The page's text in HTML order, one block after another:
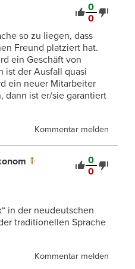
0
0
so zu liegen, dass
Freund platziert hat.
ein Geschäft von
ist der Ausfall quasi
ein neuer Mitarbeiter
dann ist er/sie garantiert
Kommentar melden
0
0
in der neudeutschen
traditionellen Sprache
Kommentar melden